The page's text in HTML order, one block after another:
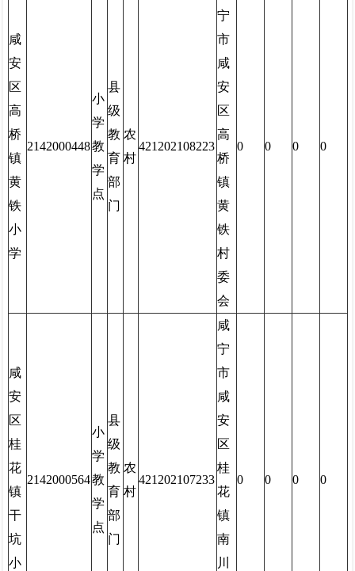
咸
安
区
高
桥
镇
黄
铁
小
学
2142000448
小
学
教
学
点
县
级
教
育
部
门
农
村
421202108223
宁
市
咸
安
区
高
桥
镇
黄
铁
村
委
会
0 0 0 0
咸
安
区
桂
花
镇
干
坑
小
2142000564
小
学
教
学
点
县
级
教
育
部
门
农
村
421202107233
咸
宁
市
咸
安
区
桂
花
镇
南
川
0 0 0 0